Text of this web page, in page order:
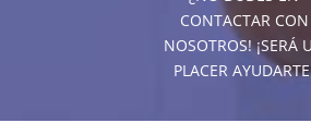
CONTACTAR CON
NOSOTROS! ¡SERÁ
PLACER